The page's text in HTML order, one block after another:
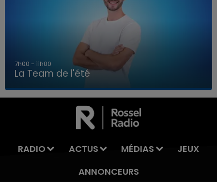
LA TEAM DE L'ÉTÉ
7h00 - 11h00
La Team de l'été
RADIO ACTUS MÉDIAS
JEUX
ANNONCEURS